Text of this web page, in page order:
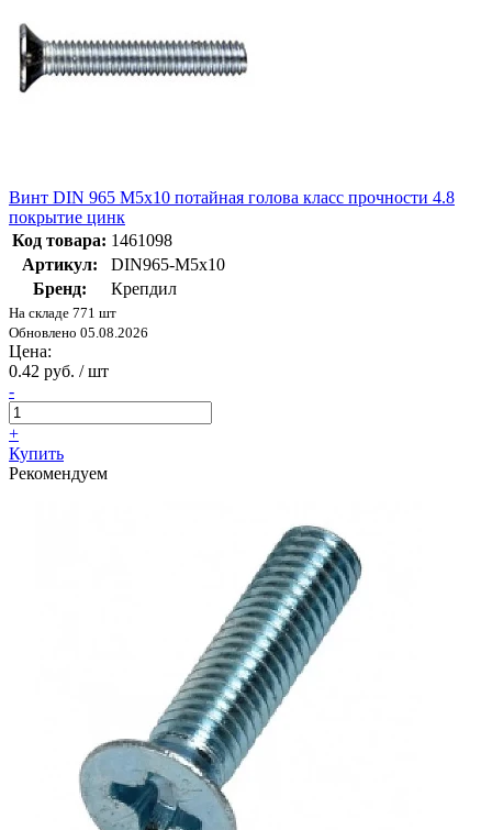
Винт DIN 965 М5х10 потайная голова класс прочности 4.8
покрытие цинк
Код товара: 1461098
Артикул:
DIN965-М5х10
Бренд:
Крепдил
На складе 771 шт
Обновлено 05.08.2026
Цена:
0.42 руб. / шт
-
+
Купить
Рекомендуем